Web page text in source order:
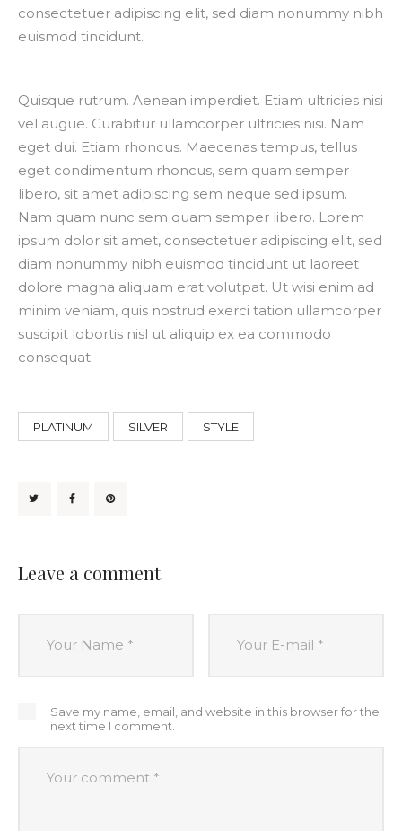
consectetuer adipiscing elit, sed diam nonummy nibh
euismod tincidunt.
Quisque rutrum. Aenean imperdiet. Etiam ultricies nisi
vel augue. Curabitur ullamcorper ultricies nisi. Nam
eget dui. Etiam rhoncus. Maecenas tempus, tellus
eget condimentum rhoncus, sem quam semper
libero, sit amet adipiscing sem neque sed ipsum.
Nam quam nunc sem quam semper libero. Lorem
ipsum dolor sit amet, consectetuer adipiscing elit, sed
diam nonummy nibh euismod tincidunt ut laoreet
dolore magna aliquam erat volutpat. Ut wisi enim ad
minim veniam, quis nostrud exerci tation ullamcorper
suscipit lobortis nisl ut aliquip ex ea commodo
consequat.
PLATINUM SILVER STYLE
Leave a comment
Save my name, email, and website in this browser for the
next time I comment.